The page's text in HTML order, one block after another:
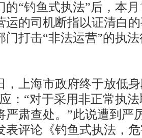
的“钓鱼式执法”后，本
运的司机断指以证清白
门打击“非法运营”的执
上海市政府终于放低身
：“对于采用非正常执
严肃查处。”此说遭到严
表评论《钓鱼式执法，